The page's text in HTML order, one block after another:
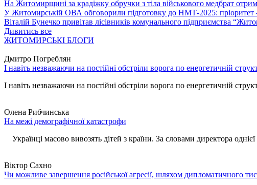
На Житомирщині за крадіжку обручки з тіла військового медбрат
У Житомирській ОВА обговорили підготовку до НМТ-2025: пріоритет
Віталій Бунечко привітав лісівників комунального підприємства
Дивитись все
ЖИТОМИРСЬКІ БЛОГИ
Дмитро Погреблян
І навіть незважаючи на постійні обстріли ворога по енергетичній
І навіть незважаючи на постійні обстріли ворога по енергетичній
Олена Рибчинська
На межі демографічної катастрофи
Українці масово вивозять дітей з країни. За словами директора
Віктор Сахно
Чи можливе завершення російської агресії, шляхом дипломатичного